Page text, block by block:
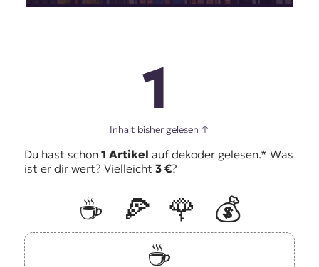
1
Inhalt bisher gelesen ↑
Du hast schon 1 Artikel auf dekoder gelesen.* Was
ist er dir wert? Vielleicht 3 €?
☕️ 🍕 🌹
💰
☕️